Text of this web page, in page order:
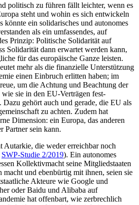
politisch zu führen fällt leichter, wenn es
steht und wohin es sich entwickeln
könnte ein solidarisches und autonomes
als ein umfas­sendes, auf
Prinzip: Politische Solidarität auf
Solidarität dann erwar­tet werden kann,
für das europäische Ganze leisten.
mehr als die finanzielle Unterstützung
einen Einbruch erlitten haben; im
um die Achtung und Beachtung der
sie in den EU-Verträgen fest­
Dazu gehört auch und gerade, die EU als
zu achten. Zudem hat
Dimension: ein Europa, das anderen
Partner sein kann.
Autarkie, die weder erreichbar noch
SWP-Studie 2/2019). Ein autonomes
Kollektivmacht seine Mitgliedstaaten
und ebenbürtig mit ihnen, seien sie
Akteure wie Google und
oder Baidu und Alibaba auf
hat offenbart, wie zerbrechlich